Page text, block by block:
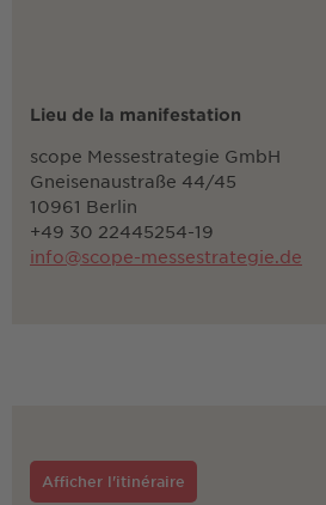
Lieu de la manifestation
scope Messestrategie GmbH
Gneisenaustraße 44/45
10961 Berlin
+49 30 22445254-19
info@scope-messestrategie.de
Afficher l'itinéraire